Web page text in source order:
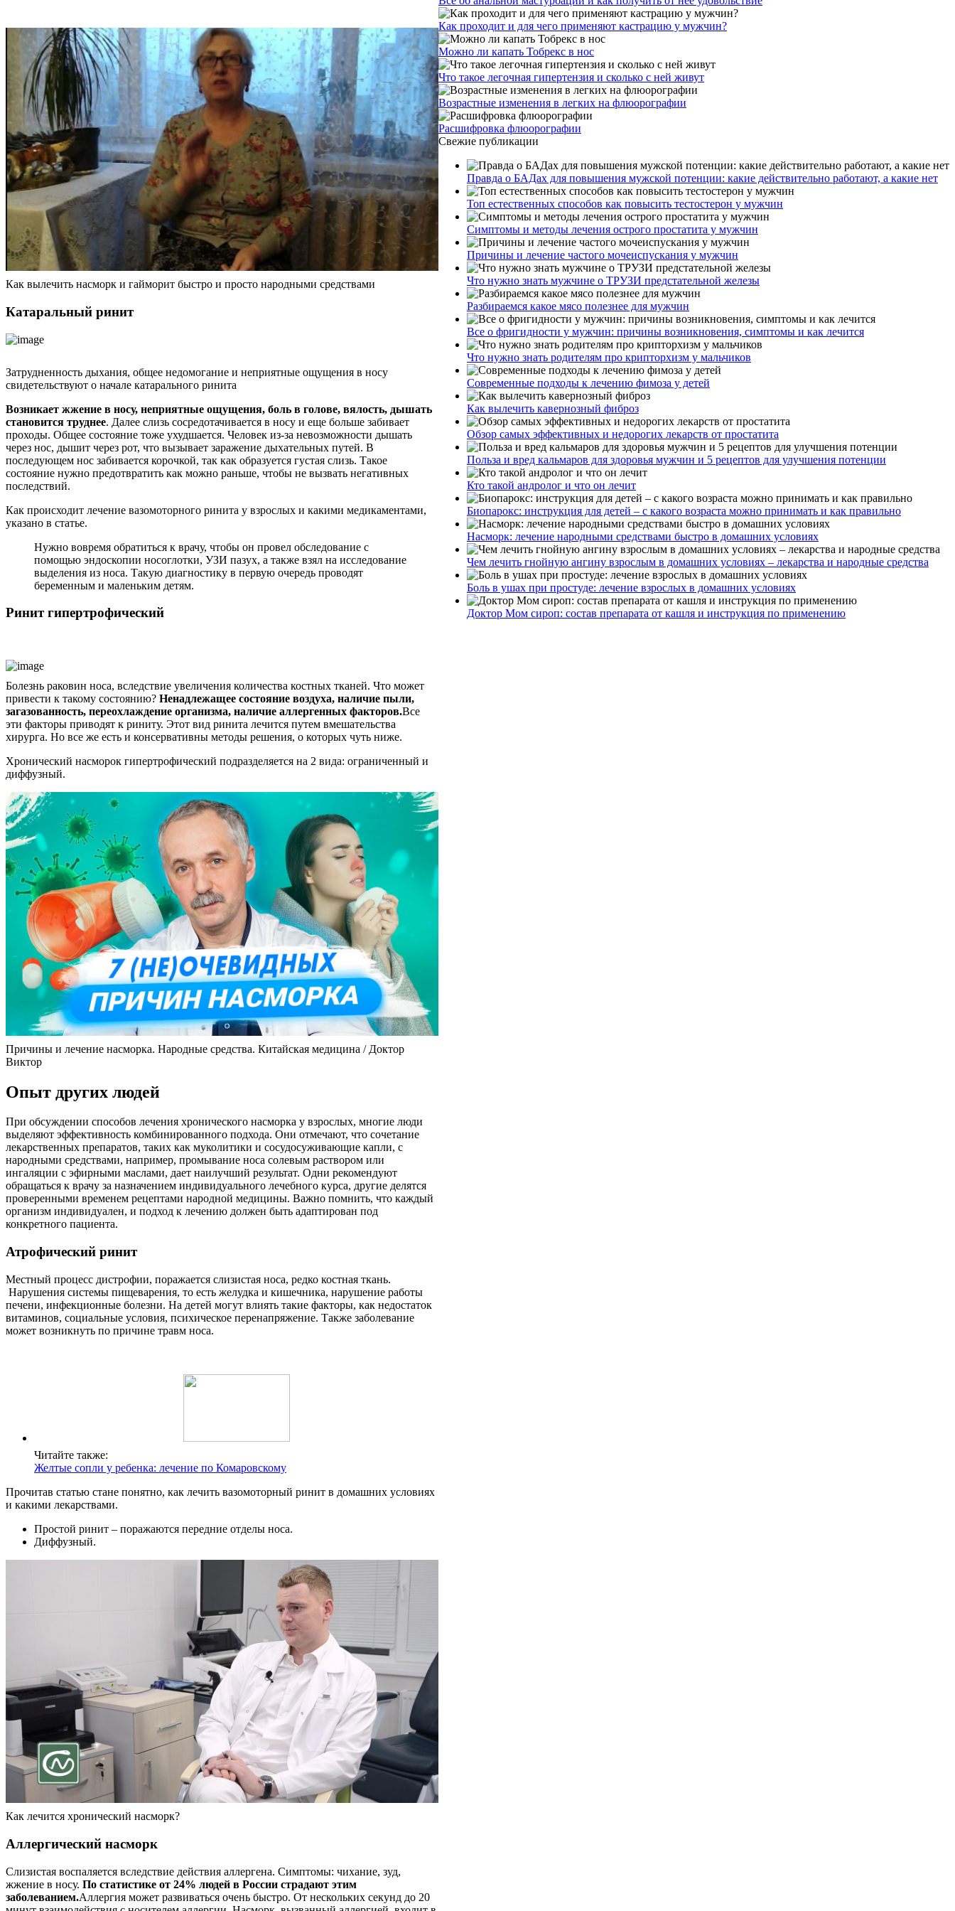
Как вылечить насморк и гайморит быстро и просто народными средствами
Катаральный ринит
Затрудненность дыхания, общее недомогание и неприятные ощущения в носу
свидетельствуют о начале катарального ринита
Возникает жжение в носу, неприятные ощущения, боль в голове, вялость, дышать
становится труднее. Далее слизь сосредотачивается в носу и еще больше забивает
проходы. Общее состояние тоже ухудшается. Человек из-за невозможности дышать
через нос, дышит через рот, что вызывает заражение дыхательных путей. В
последующем нос забивается корочкой, так как образуется густая слизь. Такое
состояние нужно предотвратить как можно раньше, чтобы не вызвать негативных
последствий.
Как происходит лечение вазомоторного ринита у взрослых и какими медикаментами,
указано в статье.
Нужно вовремя обратиться к врачу, чтобы он провел обследование с
помощью эндоскопии носоглотки, УЗИ пазух, а также взял на исследование
выделения из носа. Такую диагностику в первую очередь проводят
беременным и маленьким детям.
Ринит гипертрофический
Болезнь раковин носа, вследствие увеличения количества костных тканей. Что может
привести к такому состоянию? Ненадлежащее состояние воздуха, наличие пыли,
загазованность, переохлаждение организма, наличие аллергенных факторов.Все
эти факторы приводят к риниту. Этот вид ринита лечится путем вмешательства
хирурга. Но все же есть и консервативны методы решения, о которых чуть ниже.
Хронический насморок гипертрофический подразделяется на 2 вида: ограниченный и
диффузный.
Причины и лечение насморка. Народные средства. Китайская медицина / Доктор
Виктор
Опыт других людей
При обсуждении способов лечения хронического насморка у взрослых, многие люди
выделяют эффективность комбинированного подхода. Они отмечают, что сочетание
лекарственных препаратов, таких как муколитики и сосудосуживающие капли, с
народными средствами, например, промывание носа солевым раствором или
ингаляции с эфирными маслами, дает наилучший результат. Одни рекомендуют
обращаться к врачу за назначением индивидуального лечебного курса, другие делятся
проверенными временем рецептами народной медицины. Важно помнить, что каждый
организм индивидуален, и подход к лечению должен быть адаптирован под
конкретного пациента.
Атрофический ринит
Местный процесс дистрофии, поражается слизистая носа, редко костная ткань.
Нарушения системы пищеварения, то есть желудка и кишечника, нарушение работы
печени, инфекционные болезни. На детей могут влиять такие факторы, как недостаток
витаминов, социальные условия, психическое перенапряжение. Также заболевание
может возникнуть по причине травм носа.
Читайте также:
Желтые сопли у ребенка: лечение по Комаровскому
Прочитав статью стане понятно, как лечить вазомоторный ринит в домашних условиях
и какими лекарствами.
Простой ринит – поражаются передние отделы носа.
Диффузный.
Как лечится хронический насморк?
Аллергический насморк
Слизистая воспаляется вследствие действия аллергена. Симптомы: чихание, зуд,
жжение в носу. По статистике от 24% людей в России страдают этим
заболеванием.Аллергия может развиваться очень быстро. От нескольких секунд до 20
Как проходит и для чего применяют кастрацию у мужчин?
Можно ли капать Тобрекс в нос
Что такое легочная гипертензия и сколько с ней живут
Возрастные изменения в легких на флюорографии
Расшифровка флюорографии
Свежие публикации
Правда о БАДах для повышения мужской потенции: какие действительно работают, а какие нет
Топ естественных способов как повысить тестостерон у мужчин
Симптомы и методы лечения острого простатита у мужчин
Причины и лечение частого мочеиспускания у мужчин
Что нужно знать мужчине о ТРУЗИ предстательной железы
Разбираемся какое мясо полезнее для мужчин
Все о фригидности у мужчин: причины возникновения, симптомы и как лечится
Что нужно знать родителям про крипторхизм у мальчиков
Современные подходы к лечению фимоза у детей
Как вылечить кавернозный фиброз
Обзор самых эффективных и недорогих лекарств от простатита
Польза и вред кальмаров для здоровья мужчин и 5 рецептов для улучшения потенции
Кто такой андролог и что он лечит
Биопарокс: инструкция для детей – с какого возраста можно принимать и как правильно
Насморк: лечение народными средствами быстро в домашних условиях
Чем лечить гнойную ангину взрослым в домашних условиях – лекарства и народные средства
Боль в ушах при простуде: лечение взрослых в домашних условиях
Доктор Мом сироп: состав препарата от кашля и инструкция по применению